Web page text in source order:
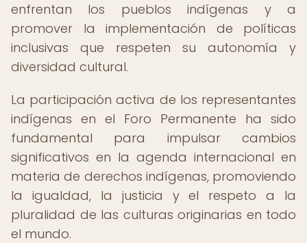
enfrentan los pueblos indígenas y a
promover la implementación de políticas
inclusivas que respeten su autonomía y
diversidad cultural.
La participación activa de los representantes
indígenas en el Foro Permanente ha sido
fundamental para impulsar cambios
significativos en la agenda internacional en
materia de derechos indígenas, promoviendo
la igualdad, la justicia y el respeto a la
pluralidad de las culturas originarias en todo
el mundo.